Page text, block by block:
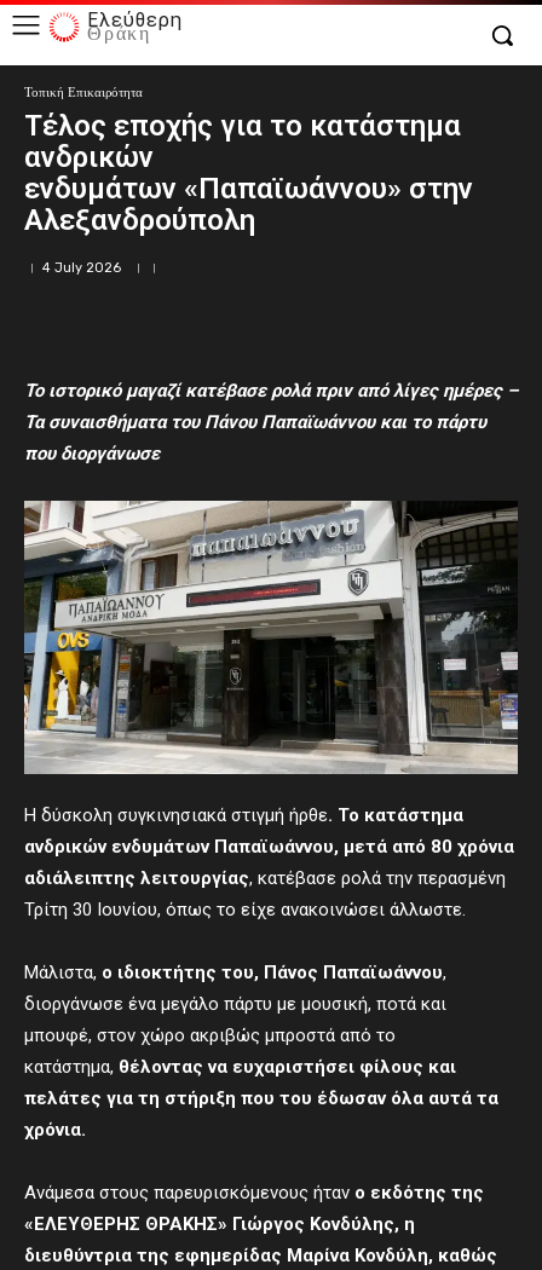
Ελεύθερη
Θράκη
Τοπική Επικαιρότητα
Τέλος εποχής για το κατάστημα
ανδρικών
ενδυμάτων «Παπαϊωάννου» στην
Αλεξανδρούπολη
4 July 2026
Το ιστορικό μαγαζί κατέβασε ρολά πριν από λίγες ημέρες –
Τα συναισθήματα του Πάνου Παπαϊωάννου και το πάρτυ
που διοργάνωσε
Η δύσκολη συγκινησιακά στιγμή ήρθε. Το κατάστημα
ανδρικών ενδυμάτων Παπαϊωάννου, μετά από 80 χρόνια
αδιάλειπτης λειτουργίας, κατέβασε ρολά την περασμένη
Τρίτη 30 Ιουνίου, όπως το είχε ανακοινώσει άλλωστε.
Μάλιστα, ο ιδιοκτήτης του, Πάνος Παπαϊωάννου,
διοργάνωσε ένα μεγάλο πάρτυ με μουσική, ποτά και
μπουφέ, στον χώρο ακριβώς μπροστά από το
κατάστημα, θέλοντας να ευχαριστήσει φίλους και
πελάτες για τη στήριξη που του έδωσαν όλα αυτά τα
χρόνια.
Ανάμεσα στους παρευρισκόμενους ήταν ο εκδότης της
«ΕΛΕΥΘΕΡΗΣ ΘΡΑΚΗΣ» Γιώργος Κονδύλης, η
διευθύντρια της εφημερίδας Μαρίνα Κονδύλη, καθώς